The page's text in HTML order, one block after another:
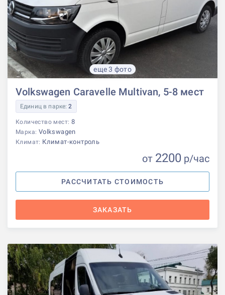
еще 3 фото
Volkswagen Caravelle Multivan, 5-8 мест
Единиц в парке:2
Количество мест: 8
Марка: Volkswagen
Климат: Климат-контроль
от 2200 р/час
РАССЧИТАТЬ СТОИМОСТЬ
ЗАКАЗАТЬ